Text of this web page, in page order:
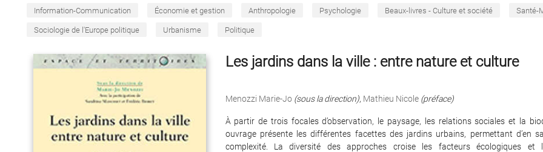
Information-Communication Économie et gestion Anthropologie Psychologie Beaux-livres - Culture et société Santé-
Sociologie de l'Europe politique Urbanisme Politique
Les jardins dans la ville : entre nature et culture
Menozzi Marie-Jo (sous la direction), Mathieu Nicole (préface)
À partir de trois focales d’observation, le paysage, les relations sociales et la
ouvrage présente les différentes facettes des jardins urbains, permettant d’en
complexité. La diversité des approches croise les facteurs écologiques et